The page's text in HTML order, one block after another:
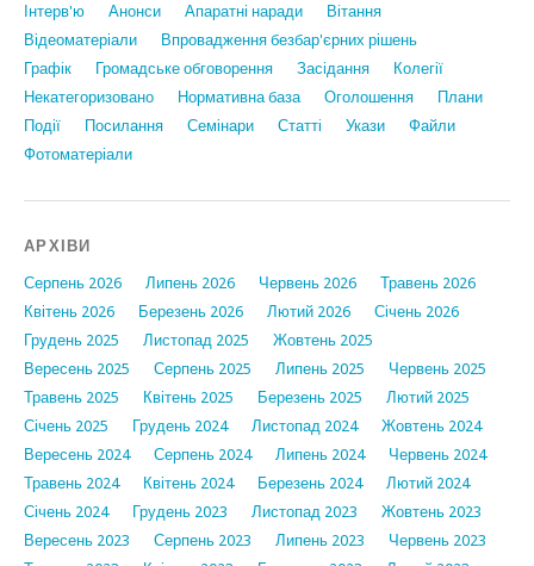
Інтерв'ю Анонси Апаратні наради
Вiтання
Відеоматеріали
Впровадження безбар'єрних рішень
Графiк
Громадське обговорення Засідання
Колегії
Некатегоризовано
Нормативна база Оголошення
Плани
Події
Посилання Семінари Статтi Укази
Файли
Фотоматеріали
АРХІВИ
Серпень 2026 Липень 2026 Червень 2026
Травень 2026
Квітень 2026
Березень 2026 Лютий 2026
Січень 2026
Грудень 2025
Листопад 2025
Жовтень 2025
Вересень 2025
Серпень 2025 Липень 2025
Червень 2025
Травень 2025
Квітень 2025 Березень 2025
Лютий 2025
Січень 2025
Грудень 2024 Листопад 2024
Жовтень 2024
Вересень 2024
Серпень 2024 Липень 2024
Червень 2024
Травень 2024
Квітень 2024 Березень 2024
Лютий 2024
Січень 2024
Грудень 2023 Листопад 2023
Жовтень 2023
Вересень 2023
Серпень 2023 Липень 2023
Червень 2023